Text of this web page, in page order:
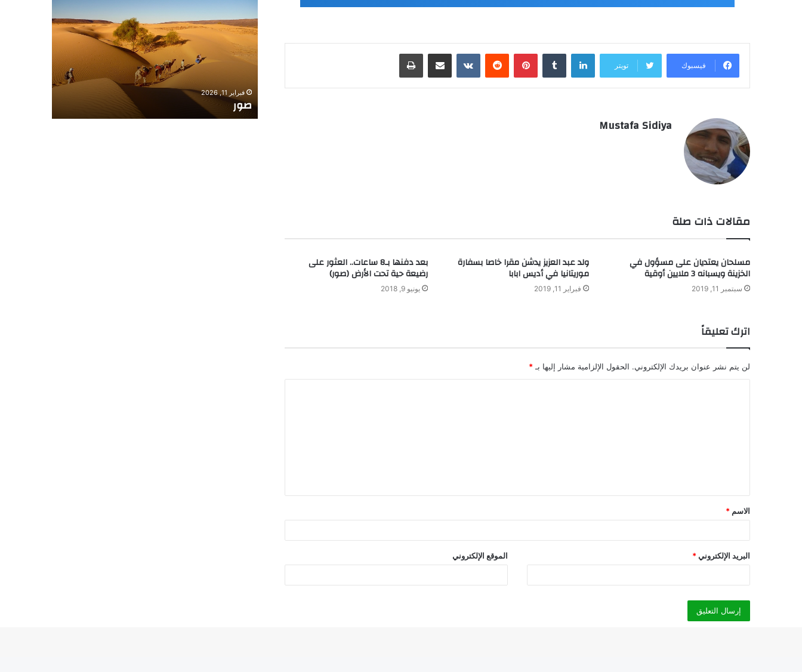
فيسبوك تويتر
لينكدإن بينتيريست مشاركة عبر البريد طباعة
Mustafa Sidiya
مقالات ذات صلة
مسلحان يعتديان على مسؤول في
الخزينة ويسبانه 3 ملايين أوقية
سبتمبر 11, 2019
ولد عبد العزيز يدشن مقرا خاصا بسفارة
موريتانيا في أديس ابابا
فبراير 11, 2019
بعد دفنها بـ8 ساعات.. العثور على
رضيعة حية تحت الأرض (صور)
يونيو 9, 2018
اترك تعليقاً
لن يتم نشر عنوان بريدك الإلكتروني. الحقول الإلزامية مشار إليها بـ *
ق
*
الاسم *
البريد الإلكتروني * الموقع الإلكتروني
البادية
فبراير 11, 2026
صور
الصيد